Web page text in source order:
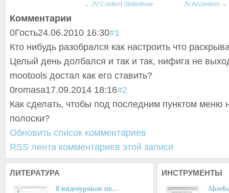
← JV Content Slideshow JV Accordion →
Комментарии
0Гость24.06.2010 16:30#1
Кто нибудь разобрался как настроить что
Целый день долбался и так и так, нифига не
mootools достал как его ставить?
0romasa17.09.2014 18:16#2
Как сделать, чтобы под последним пунктом меню
полоски?
Обновить список комментариев
RSS лента комментариев этой записи
ЛИТЕРАТУРА
8 видеоуроков по…
ИНСТРУМЕНТЫ